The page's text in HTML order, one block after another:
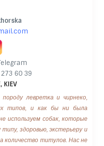
60 39
KIEV
левретка и чирнеко,
типов, и как бы ни была
используем собак, которые
здоровью, экстерьеру и
титулов. Нас не